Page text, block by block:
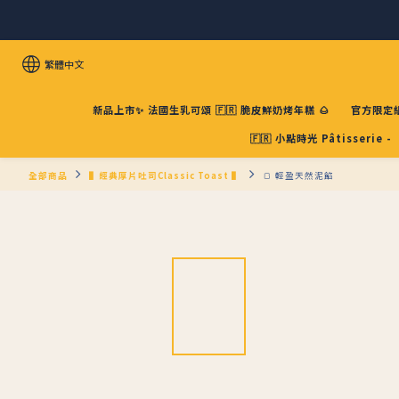
繁體中文
新品上市✨ 法國生乳可頌 🇫🇷 脆皮鮮奶烤年糕 🌰
官方限定
🇫🇷 小點時光 Pâtisserie -
全部商品 ▌經典厚片吐司Classic Toast ▌ 🍞 輕盈天然泥餡